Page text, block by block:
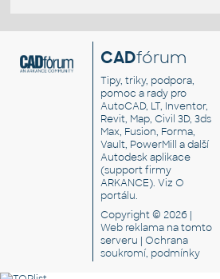
CADfórum
Tipy, triky, podpora,
pomoc a rady pro
AutoCAD, LT, Inventor,
Revit, Map, Civil 3D, 3ds
Max, Fusion, Forma,
Vault, PowerMill a další
Autodesk aplikace
(support firmy
ARKANCE). VizO
portálu.
Copyright © 2026 |
Web reklama na tomto
serveru |Ochrana
soukromí, podmínky